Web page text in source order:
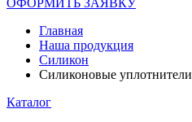
ОФОРМИТЬ ЗАЯВКУ
Главная
Наша продукция
Силикон
Силиконовые уплотнители
Каталог